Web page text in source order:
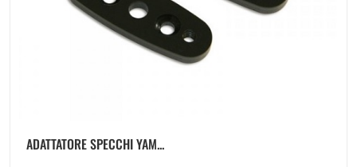
ADATTATORE SPECCHI YAM...